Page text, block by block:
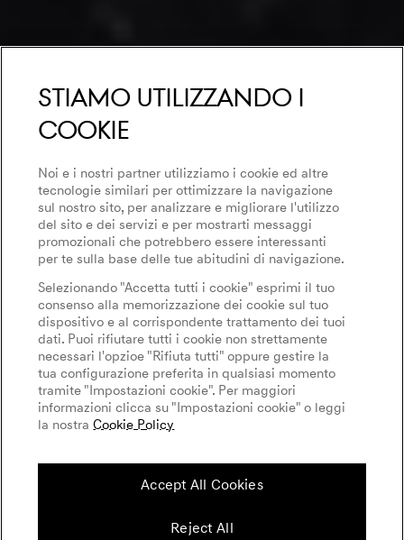
Stiamo utilizzando i
cookie
Noi e i nostri partner utilizziamo i cookie ed altre
tecnologie similari per ottimizzare la navigazione
sul nostro sito, per analizzare e migliorare l'utilizzo
del sito e dei servizi e per mostrarti messaggi
promozionali che potrebbero essere interessanti
per te sulla base delle tue abitudini di navigazione.
Selezionando "Accetta tutti i cookie" esprimi il tuo
consenso alla memorizzazione dei cookie sul tuo
dispositivo e al corrispondente trattamento dei tuoi
dati. Puoi rifiutare tutti i cookie non strettamente
necessari l'opzioe "Rifiuta tutti" oppure gestire la
tua configurazione preferita in qualsiasi momento
tramite "Impostazioni cookie". Per maggiori
informazioni clicca su "Impostazioni cookie" o leggi
la nostraCookie Policy
Accept All Cookies
Reject All